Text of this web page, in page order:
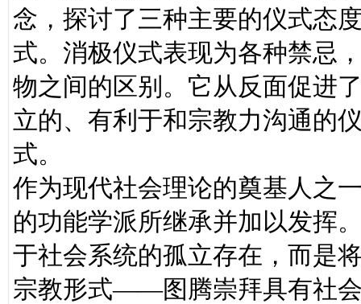
念，探讨了三种主要的仪式
式。消极仪式表现为各种禁忌
物之间的区别。它从反面促进
立的、有利于和宗教力沟通的
式。
作为现代社会理论的奠基人之
的功能学派所继承并加以发挥
于社会系统的孤立存在，而是
宗教形式——图腾崇拜具有社